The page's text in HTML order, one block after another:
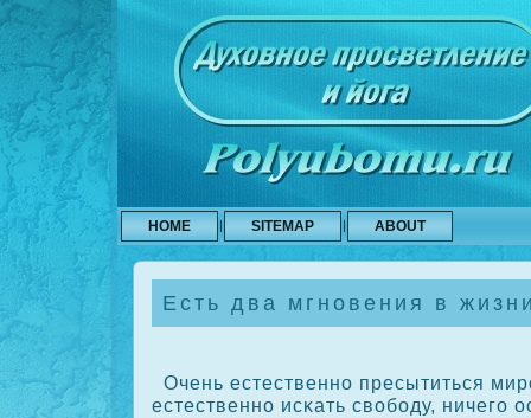
HOME SITEMAP ABOUT
Есть два мгновения в
Очень естественно пресытиться
естественно исκать свободу, ничего